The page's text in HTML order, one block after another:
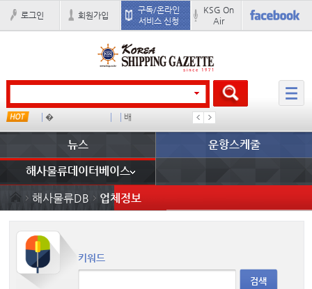
로그인 회원가입
구독/온라인
서비스 신청
KSG On
Air
� 배 경상이익
뉴스 운항스케줄
해사물류데이터베이스
해사물류DB 업체정보
키워드
검색